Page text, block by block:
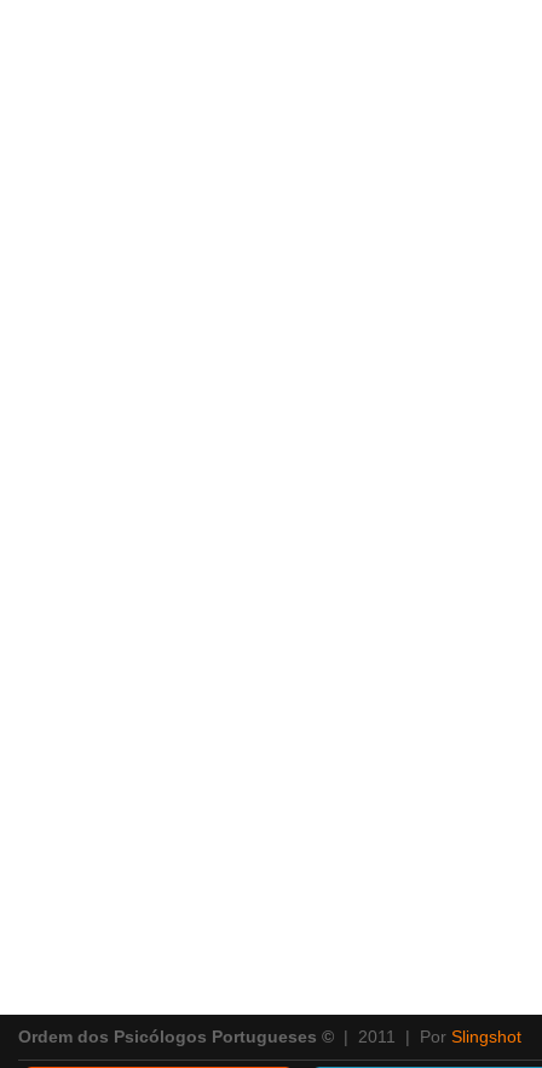
Ordem dos Psicólogos Portugueses © | 2011 | Por Slingshot